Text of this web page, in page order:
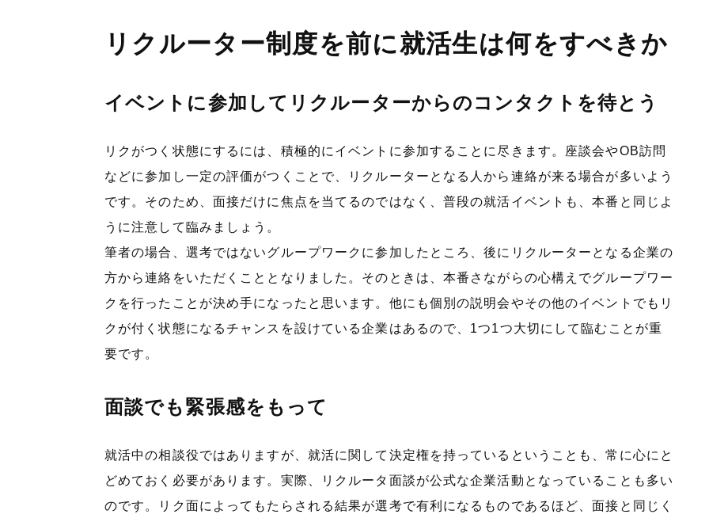
リクルーター制度を前に就活生は何をすべきか
イベントに参加してリクルーターからのコンタクトを待とう
リクがつく状態にするには、積極的にイベントに参加することに尽きます。座談会やOB訪問
などに参加し一定の評価がつくことで、リクルーターとなる人から連絡が来る場合が多いよう
です。そのため、面接だけに焦点を当てるのではなく、普段の就活イベントも、本番と同じよ
うに注意して臨みましょう。
筆者の場合、選考ではないグループワークに参加したところ、後にリクルーターとなる企業の
方から連絡をいただくこととなりました。そのときは、本番さながらの心構えでグループワー
クを行ったことが決め手になったと思います。他にも個別の説明会やその他のイベントでもリ
クが付く状態になるチャンスを設けている企業はあるので、1つ1つ大切にして臨むことが重
要です。
面談でも緊張感をもって
就活中の相談役ではありますが、就活に関して決定権を持っているということも、常に心にと
どめておく必要があります。実際、リクルータ面談が公式な企業活動となっていることも多い
のです。リク面によってもたらされる結果が選考で有利になるものであるほど、面接と同じく